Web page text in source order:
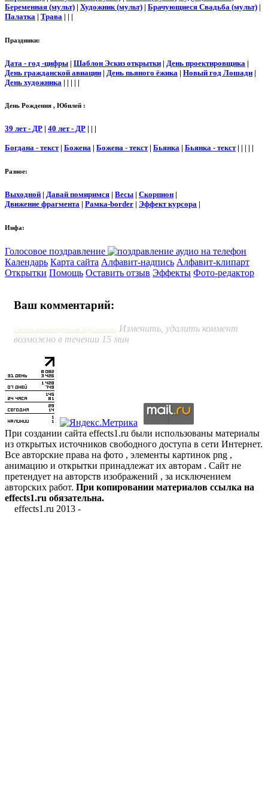
Беременная (мульт) | Художник (мульт) | Брачующиеся Свадьба (мульт) |
Палатка | Трава | | |
Праздники:
Дата - год -цифры | Шаблон Эскиз открытки | День проектировщика |
День гражданской авиации | День пьяного ёжика | Новый год Лошади |
День художника | | | | |
День Рождения , Юбилей :
39 лет - ДР | 40 лет - ДР | | |
Богдана - текст| Божена | Божена - текст| Бьянка | Бьянка - текст| | | | |
Разное:
Выходной | Давай помиримся | Весы | Скорпион |
Движение фрагмента | Рамка-border | Эффект курсора |
Инфа:
Голосовое поздравление
Календарь Карта сайта Алфавит-надпись Алфавит-клипарт
Открытки Помощь Оставить отзыв Эффекты Фото-редактор
Ваш комментарий:
Система комментирования SigComments Изменить, удалить коммент
возможно в течении 15 мин
При создании сайта effects1.ru были использованы материалы
из открытых источников свободного доступа в сети Интернет.
Все авторские права на фото , элементы картинок png ,
анимацию и открытки принадлежат их авторам . Сайт не
претендует на авторств изображений , за исключением
авторских работ. При копировании материалов ссылка на
effects1.ru обязательна.
effects1.ru 2013 -